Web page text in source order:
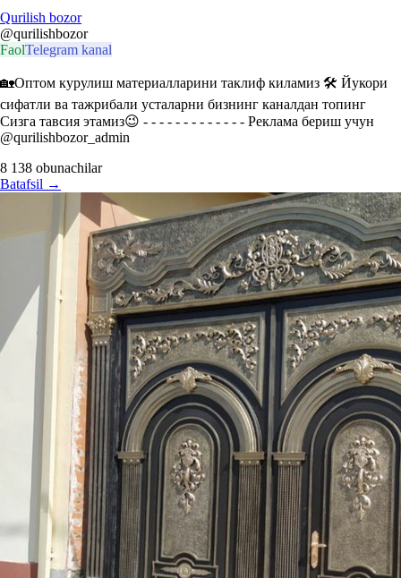
Qurilish bozor
@qurilishbozor
FaolTelegram kanal
🏡Оптом курулиш материалларини таклиф киламиз 🛠 Йукори
сифатли ва тажрибали усталарни бизнинг каналдан топинг
Сизга тавсия этамиз😉 - - - - - - - - - - - - - Реклама бериш учун
@qurilishbozor_admin
8 138 obunachilar
Batafsil →